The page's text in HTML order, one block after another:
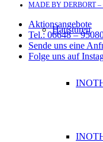
Haustüren
MADE BY DERBORT
Aktionsangebote
Tel.: 06648 –
Sende uns eine
Folge uns auf